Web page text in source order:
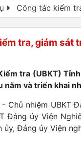
Công tác kiểm
tra, giám sát
tra (UBKT)
năm và triển khai
Chủ nhiệm
Đảng ủy Viện
ủy, Đảng ủy Viện